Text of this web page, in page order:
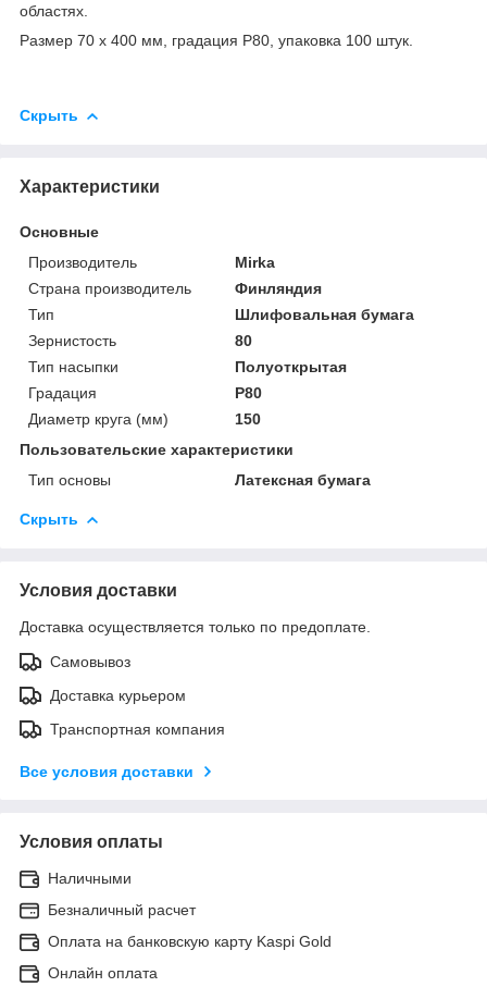
областях.
Размер 70 х 400 мм, градация P80, упаковка 100 штук.
Скрыть
Характеристики
Основные
Производитель
Mirka
Страна производитель
Финляндия
Тип
Шлифовальная бумага
Зернистость
80
Тип насыпки
Полуоткрытая
Градация
P80
Диаметр круга (мм)
150
Пользовательские характеристики
Тип основы
Латексная бумага
Скрыть
Условия доставки
Доставка осуществляется только по предоплате.
Самовывоз
Доставка курьером
Транспортная компания
Все условия доставки
Условия оплаты
Наличными
Безналичный расчет
Оплата на банковскую карту Kaspi Gold
Онлайн оплата